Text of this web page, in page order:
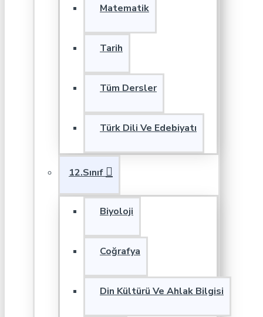
Matematik
Tarih
Tüm Dersler
Türk Dili Ve Edebiyatı
12.Sınıf
Biyoloji
Coğrafya
Din Kültürü Ve Ahlak Bilgisi